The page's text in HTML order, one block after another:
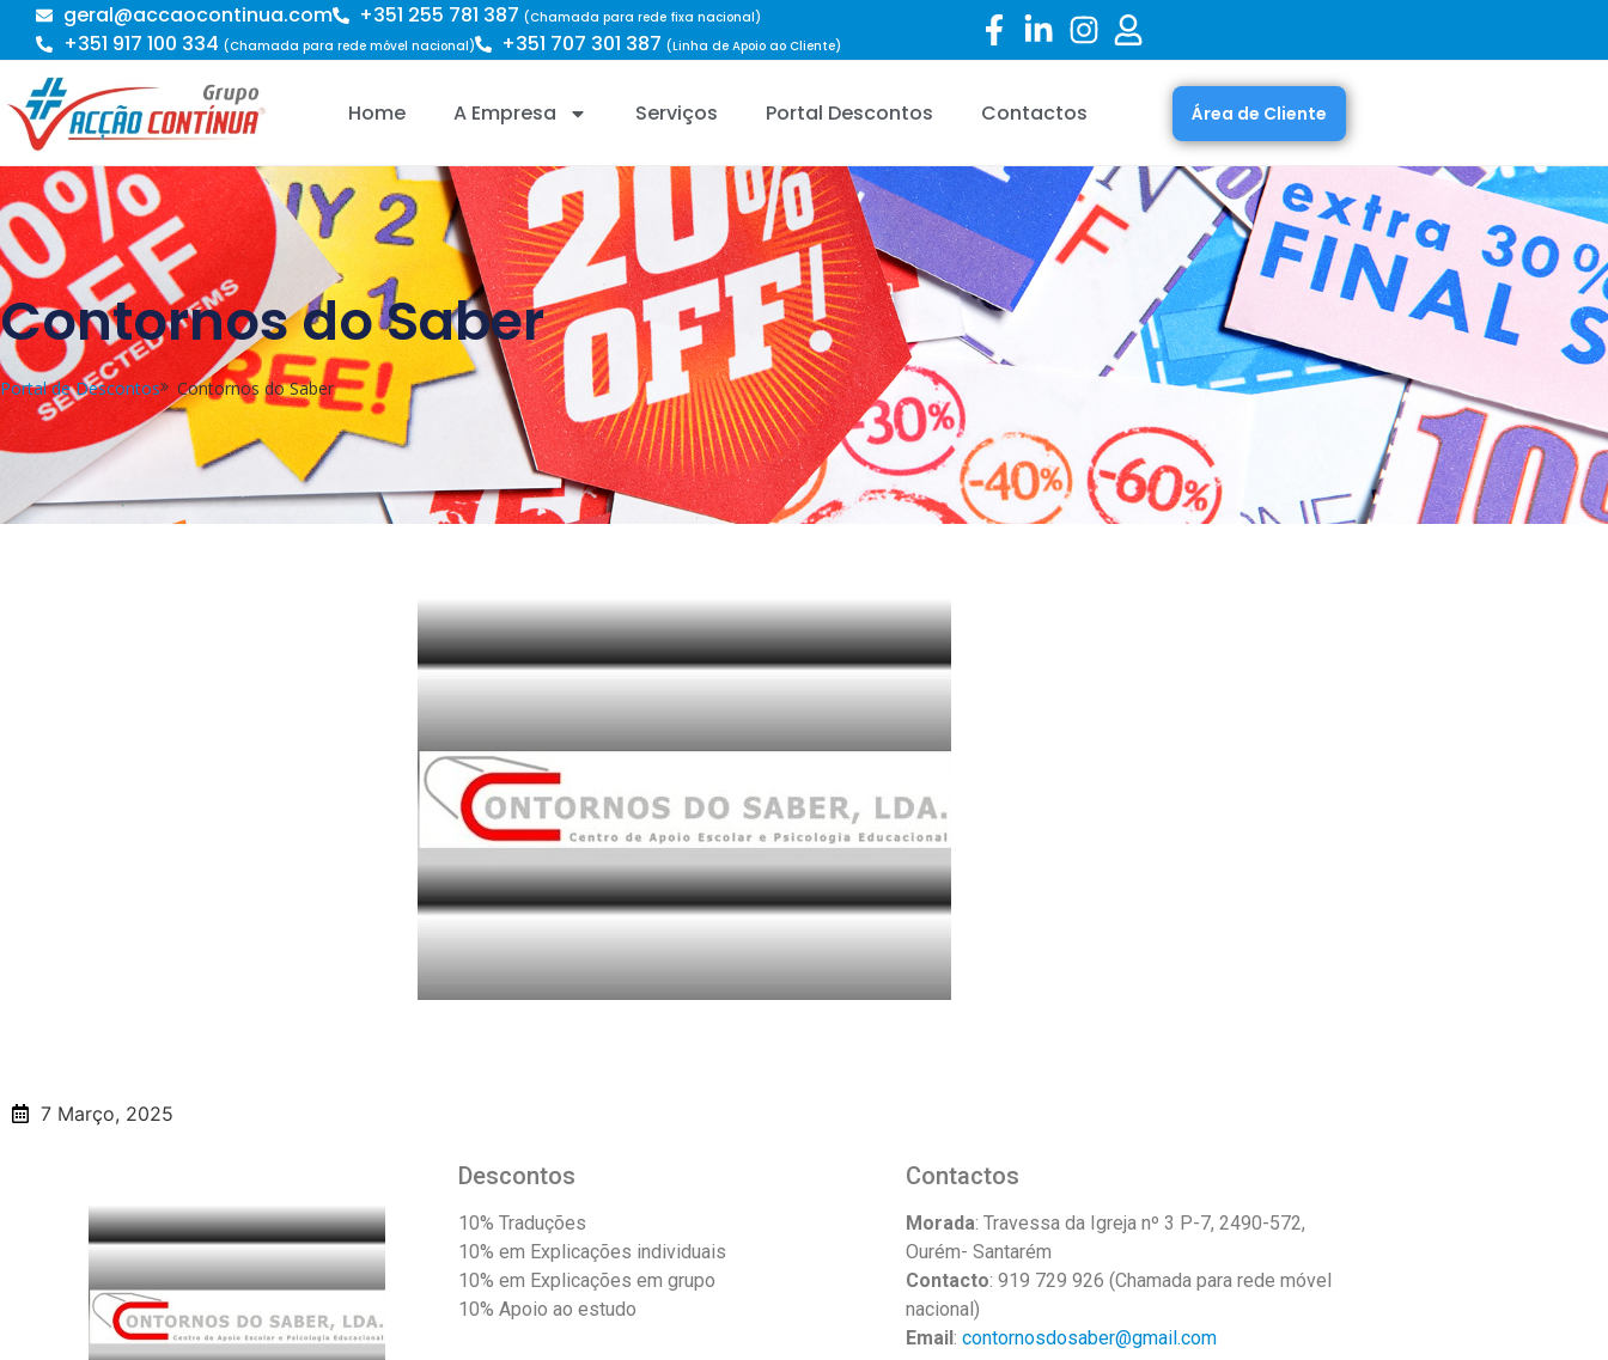
geral@accaocontinua.com +351 255 781 387 (Chamada para rede fixa nacional)
+351 917 100 334 (Chamada para rede móvel nacional) +351 707 301 387 (Linha de Apoio ao Cliente)
Home A Empresa Serviços Portal Descontos Contactos Área de Cliente
Contornos do Saber
Portal de Descontos Contornos do Saber
7 Março, 2025
Descontos
10% Traduções
10% em Explicações individuais
10% em Explicações em grupo
10% Apoio ao estudo
Contactos
Morada: Travessa da Igreja nº 3 P-7, 2490-572,
Ourém- Santarém
Contacto: 919 729 926 (Chamada para rede móvel
nacional)
Email: contornosdosaber@gmail.com